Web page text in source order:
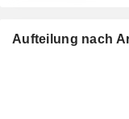
Aufteilung nach